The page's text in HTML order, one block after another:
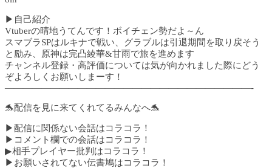
▶自己紹介
Vtuberの晴地うてんです！ボイチェン勢だよ～ん
スマブラSPはルキナで戦い、グラブルは引退期間を取り戻そう
と励み、原神は完凸綾華&甘雨で旅を進めます
チャンネル登録・高評価については気が向かれました際にどう
ぞよろしくお願いしまーす！
———————————————————————————-
🐬配信を見に来てくれてるみんなへ🐬
▶配信に関係ない会話はコラコラ！
▶コメント欄での会話はコラコラ！
▶相手プレイヤー批判はコラコラ！
▶お願いされてない伝書鳩はコラコラ！